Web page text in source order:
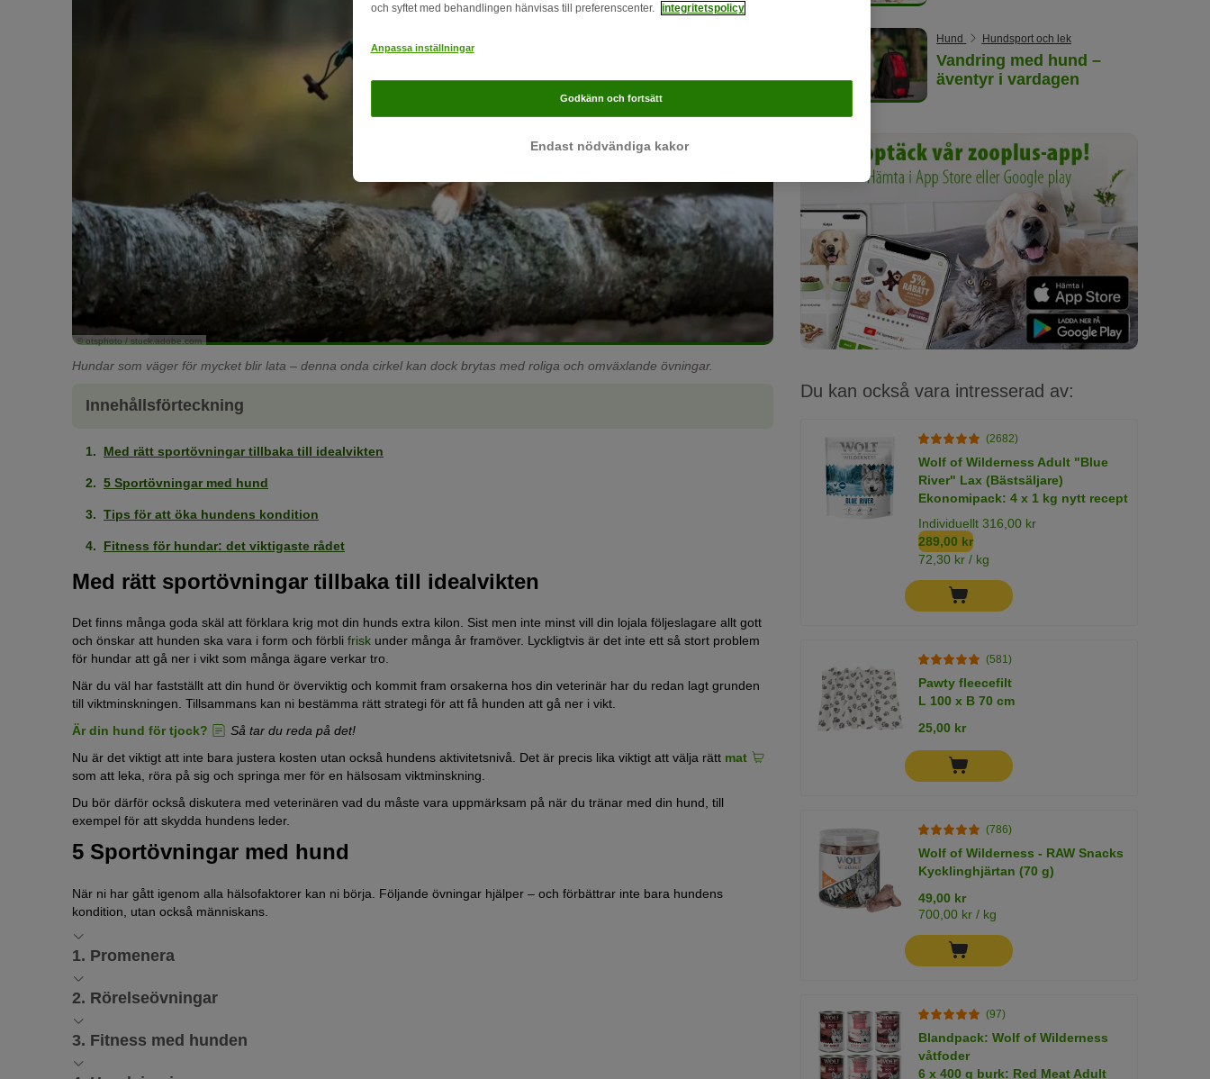
© otsphoto / stock.adobe.com
Hundar som väger för mycket blir lata – denna onda cirkel kan dock brytas med roliga och omväxlande övningar.
Innehållsförteckning
Med rätt sportövningar tillbaka till idealvikten
5 Sportövningar med hund
Tips för att öka hundens kondition
Fitness för hundar: det viktigaste rådet
Med rätt sportövningar tillbaka till idealvikten
Det finns många goda skäl att förklara krig mot din hunds extra kilon. Sist men inte minst vill din lojala följeslagare allt gott
och önskar att hunden ska vara i form och förbli frisk under många år framöver. Lyckligtvis är det inte ett så stort problem
för hundar att gå ner i vikt som många ägare verkar tro.
När du väl har fastställt att din hund ör överviktig och kommit fram orsakerna hos din veterinär har du redan lagt grunden
till viktminskningen. Tillsammans kan ni bestämma rätt strategi för att få hunden att gå ner i vikt.
Är din hund för tjock?
Så tar du reda på det!
Nu är det viktigt att inte bara justera kosten utan också hundens aktivitetsnivå. Det är precis lika viktigt att välja rätt mat
som att leka, röra på sig och springa mer för en hälsosam viktminskning.
Du bör därför också diskutera med veterinären vad du måste vara uppmärksam på när du tränar med din hund, till
exempel för att skydda hundens leder.
5 Sportövningar med hund
När ni har gått igenom alla hälsofaktorer kan ni börja. Följande övningar hjälper – och förbättrar inte bara hundens
kondition, utan också människans.
1. Promenera
Enkelt men effektivt
som att hoppa kan till och med skada lederna i stället för att främja hundens hälsa.
Ett enkelt men varsamt sätt att få fart på överviktiga hundar är att ta regelbundna
2. Rörelseövningar
När ni är på språng och hemma
att balansera på en stock, hoppa över små diken eller utnyttja olika
3. Fitness med hunden
Ett gemensamt mål
Hund Hundsport och lek
Vandring med hund –
äventyr i vardagen
Du kan också vara intresserad av:
(2682)
Wolf of Wilderness Adult "Blue
River" Lax (Bästsäljare)
Ekonomipack: 4 x 1 kg nytt recept
Individuellt 316,00 kr
289,00 kr
72,30 kr / kg
(581)
Pawty fleecefilt
L 100 x B 70 cm
25,00 kr
(786)
Wolf of Wilderness - RAW Snacks
Kycklinghjärtan (70 g)
49,00 kr
700,00 kr / kg
(97)
Blandpack: Wolf of Wilderness
våtfoder
6 x 400 g burk: Red Meat Adult
och syftet med behandlingen hänvisas till preferenscenter.
integritetspolicy
Anpassa inställningar
Endast nödvändiga kakor
Godkänn och fortsätt